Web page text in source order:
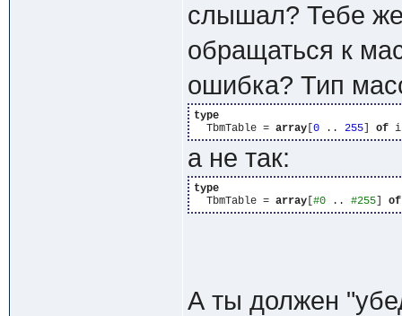
слышал? Тебе же
обращаться к
ошибка? Тип
type
  TbmTable =
array[ 0 .. 255] of
а не так:
type
  TbmTable =
array[ #0 .. #255] of
А ты должен